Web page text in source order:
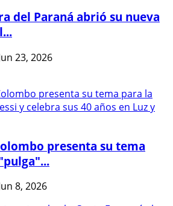
del Paraná abrió su nueva
23, 2026
presenta su tema
8, 2026